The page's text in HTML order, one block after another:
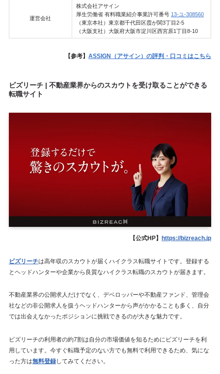
運営会社
株式会社アサイン
厚生労働省 有料職業紹介事業許可番号 13-ユ-308560
（東京本社）東京都千代田区霞が関3丁目2-5
（大阪支社）大阪府大阪市淀川区西宮原1丁目8-10
【参考】ASSIGN（アサイン）の評判・口コミはこちら
ビズリーチ | 不動産業界からのスカウトを受け取ることができる
転職サイト
【公式HP】 https://bizreach.jp
ビズリーチは高年収のスカウトが届くハイクラス転職サイトです。登録する
とヘッドハンターや企業から良質なハイクラス転職のスカウトが届きます。
不動産業界の公開求人だけでなく、デベロッパーや不動産ファンド、管理会
社などの非公開求人を扱うヘッドハンターから声がかかることも多く、自分
では出会えなかったポジションに挑戦できるのが大きな魅力です。
ビズリーチの利用者の約7割は自分の市場価値を知るためにビズリーチを利
用しています。今すぐ転職予定のない方でも無料で利用できるため、気にな
った方は無料登録してみてください。